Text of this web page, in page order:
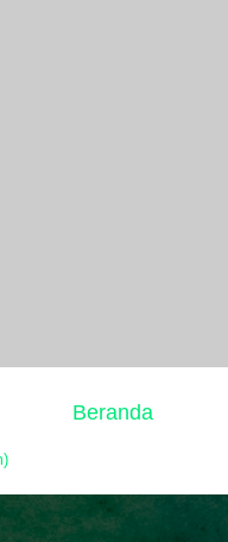
Beranda